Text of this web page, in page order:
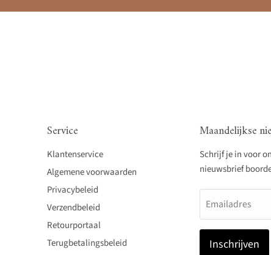
Service
Klantenservice
Algemene voorwaarden
Privacybeleid
Verzendbeleid
Retourportaal
Terugbetalingsbeleid
Maandelijkse
Schrijf je in voor
nieuwsbrief
Emailadres
Inschrijven